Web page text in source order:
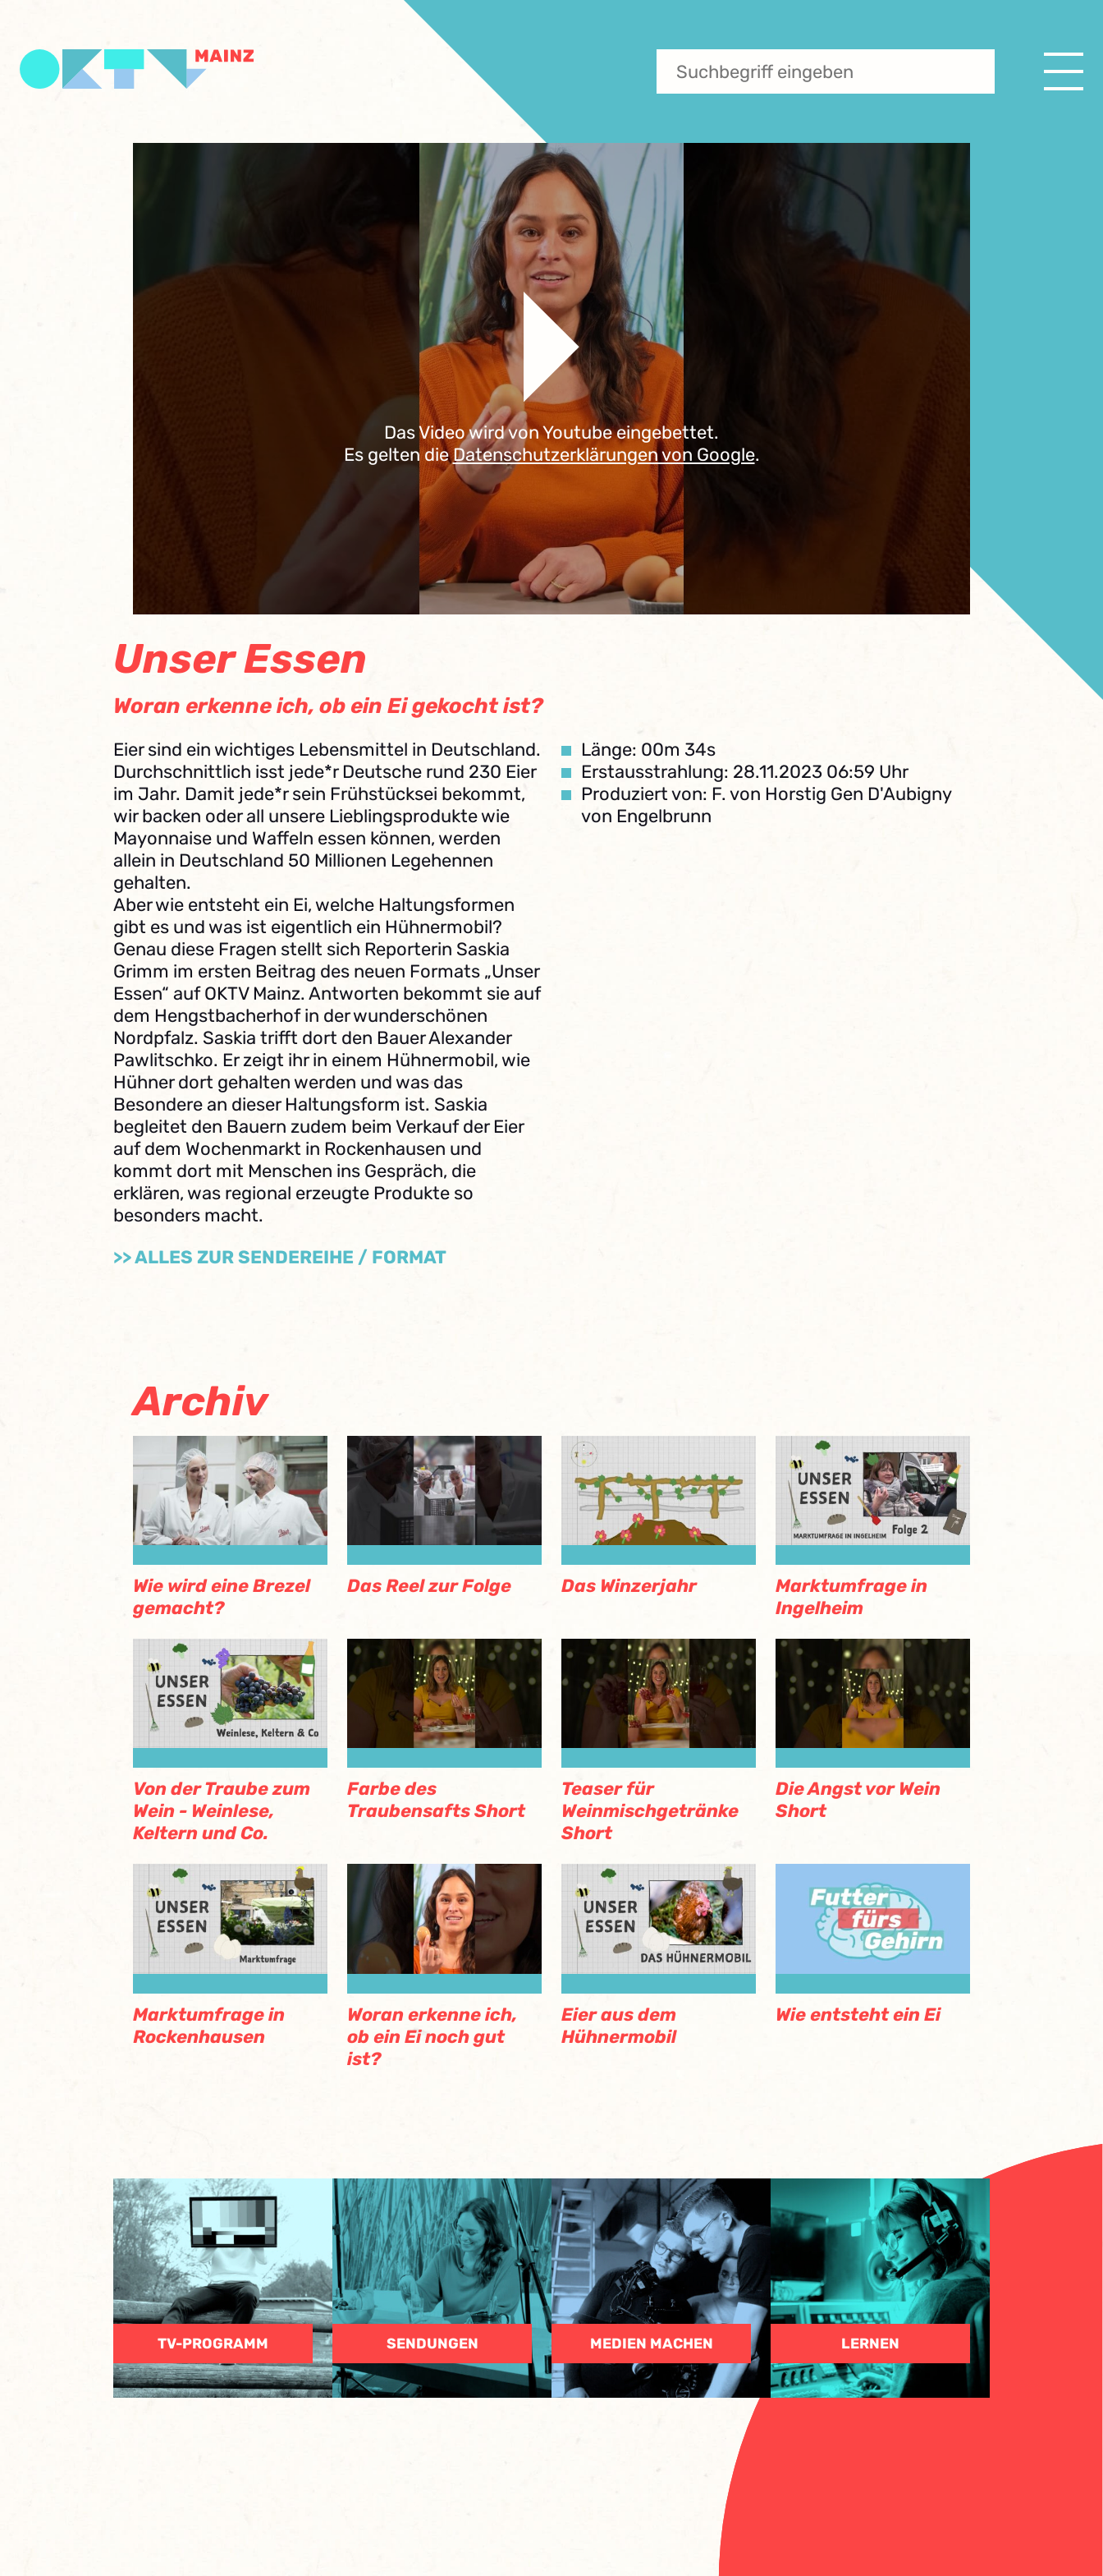
Das Video wird von Youtube eingebettet.
Es gelten dieDatenschutzerklärungen von Google.
Unser Essen
Woran erkenne ich, ob ein Ei gekocht ist?
Eier sind ein wichtiges Lebensmittel in Deutschland.
Durchschnittlich isst jede*r Deutsche rund 230 Eier
im Jahr. Damit jede*r sein Frühstücksei bekommt,
wir backen oder all unsere Lieblingsprodukte wie
Mayonnaise und Waffeln essen können, werden
allein in Deutschland 50 Millionen Legehennen
gehalten.
Aber wie entsteht ein Ei, welche Haltungsformen
gibt es und was ist eigentlich ein Hühnermobil?
Genau diese Fragen stellt sich Reporterin Saskia
Grimm im ersten Beitrag des neuen Formats „Unser
Essen“ auf OKTV Mainz. Antworten bekommt sie auf
dem Hengstbacherhof in der wunderschönen
Nordpfalz. Saskia trifft dort den Bauer Alexander
Pawlitschko. Er zeigt ihr in einem Hühnermobil, wie
Hühner dort gehalten werden und was das
Besondere an dieser Haltungsform ist. Saskia
begleitet den Bauern zudem beim Verkauf der Eier
auf dem Wochenmarkt in Rockenhausen und
kommt dort mit Menschen ins Gespräch, die
erklären, was regional erzeugte Produkte so
besonders macht.
>> ALLES ZUR SENDEREIHE / FORMAT
Länge: 00m 34s
Erstausstrahlung: 28.11.2023 06:59 Uhr
Produziert von: F. von Horstig Gen D'Aubigny
von Engelbrunn
Archiv
Wie wird eine Brezel
gemacht?
Das Reel zur Folge Das Winzerjahr
Marktumfrage in
Ingelheim
Von der Traube zum
Wein - Weinlese,
Keltern und Co.
Farbe des
Traubensafts Short
Teaser für
Weinmischgetränke
Short
Die Angst vor Wein
Short
Marktumfrage in
Rockenhausen
Woran erkenne ich,
ob ein Ei noch gut
ist?
Eier aus dem
Hühnermobil
Wie entsteht ein Ei
TV-PROGRAMM SENDUNGEN MEDIEN MACHEN LERNEN